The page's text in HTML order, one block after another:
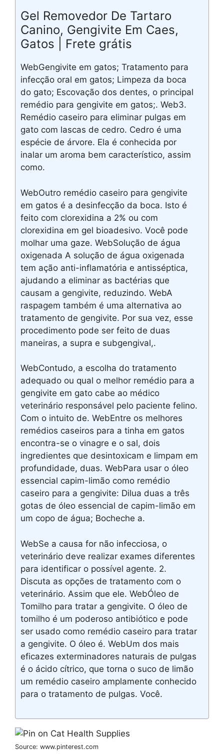
Gel Removedor De Tartaro
Canino, Gengivite Em Caes,
Gatos | Frete grátis
WebGengivite em gatos; Tratamento para
infecção oral em gatos; Limpeza da boca
do gato; Escovação dos dentes, o principal
remédio para gengivite em gatos;. Web3.
Remédio caseiro para eliminar pulgas em
gato com lascas de cedro. Cedro é uma
espécie de árvore. Ela é conhecida por
inalar um aroma bem característico, assim
como.
WebOutro remédio caseiro para gengivite
em gatos é a desinfecção da boca. Isto é
feito com clorexidina a 2% ou com
clorexidina em gel bioadesivo. Você pode
molhar uma gaze. WebSolução de água
oxigenada A solução de água oxigenada
tem ação anti-inflamatória e antisséptica,
ajudando a eliminar as bactérias que
causam a gengivite, reduzindo. WebA
raspagem também é uma alternativa ao
tratamento de gengivite. Por sua vez, esse
procedimento pode ser feito de duas
maneiras, a supra e subgengival,.
WebContudo, a escolha do tratamento
adequado ou qual o melhor remédio para a
gengivite em gato cabe ao médico
veterinário responsável pelo paciente felino.
Com o intuito de. WebEntre os melhores
remédios caseiros para a tinha em gatos
encontra-se o vinagre e o sal, dois
ingredientes que desintoxicam e limpam em
profundidade, duas. WebPara usar o óleo
essencial capim-limão como remédio
caseiro para a gengivite: Dilua duas a três
gotas de óleo essencial de capim-limão em
um copo de água; Bocheche a.
WebSe a causa for não infecciosa, o
veterinário deve realizar exames diferentes
para identificar o possível agente. 2.
Discuta as opções de tratamento com o
veterinário. Assim que ele. WebÓleo de
Tomilho para tratar a gengivite. O óleo de
tomilho é um poderoso antibiótico e pode
ser usado como remédio caseiro para tratar
a gengivite. O óleo é. WebUm dos mais
eficazes exterminadores naturais de pulgas
é o ácido cítrico, que torna o suco de limão
um remédio caseiro amplamente conhecido
para o tratamento de pulgas. Você.
Source: www.pinterest.com